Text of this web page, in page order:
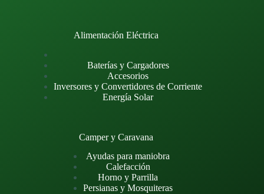
Alimentación Eléctrica
Baterías y Cargadores
Accesorios
Inversores y Convertidores de Corriente
Energía Solar
Camper y Caravana
Ayudas para maniobra
Calefacción
Horno y Parrilla
Persianas y Mosquiteras